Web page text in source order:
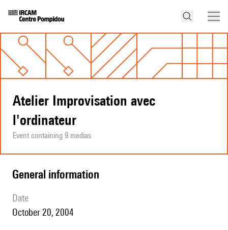
Atelier Improvisation avec
l'ordinateur
Event containing 9 medias
general information
date
October 20, 2004